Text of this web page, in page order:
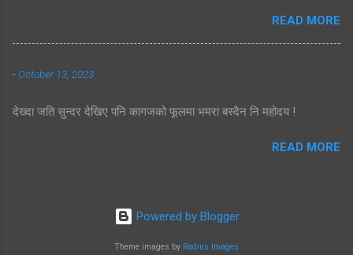
READ MORE
-October 13, 2023
देख्दा जति सुन्दर देखिए पनि कागजको फूलमा भमरा बस्दैन नि महोदय !
READ MORE
Powered by Blogger
Theme images by Radius Images